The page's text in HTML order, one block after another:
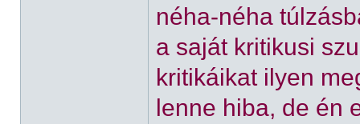
néha-néha
a saját kritikusi
kritikáikat ilyen
lenne hiba, de én